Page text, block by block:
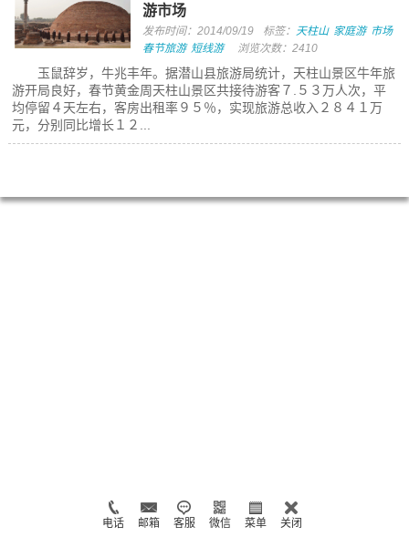
游市场
发布时间：2014/09/19 标签： 天柱山 家庭游 市场
春节旅游 短线游 浏览次数：2410
玉鼠辞岁，牛兆丰年。据潜山县旅游局统计，天柱山景区牛年旅
游开局良好，春节黄金周天柱山景区共接待游客７.５３万人次，平
均停留４天左右，客房出租率９５％，实现旅游总收入２８４１万
元，分别同比增长１２...
电话 邮箱 客服 微信 菜单 关闭